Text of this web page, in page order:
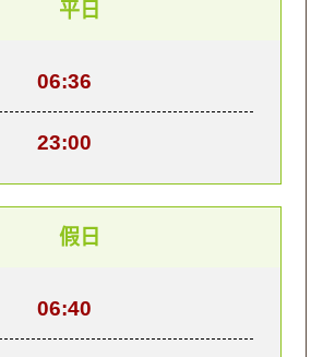
平日
06:36
23:00
假日
06:40